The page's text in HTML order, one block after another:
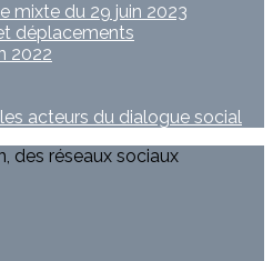
mixte du 29 juin 2023
déplacements
2022
acteurs du dialogue social
des réseaux sociaux